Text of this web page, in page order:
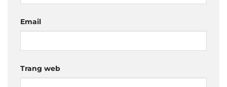
Email
Trang web